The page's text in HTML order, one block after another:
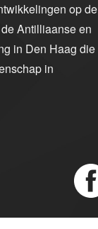
op de
Antilliaanse en
in Den Haag die
in